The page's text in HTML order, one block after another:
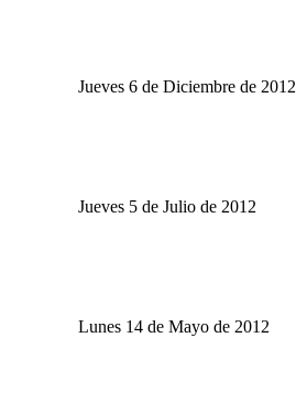
Jueves 6 de Diciembre de 2012
Jueves 5 de Julio de 2012
Lunes 14 de Mayo de 2012